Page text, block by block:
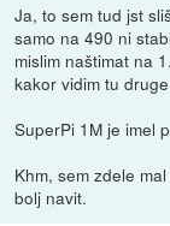
Ja, to sem tud jst
samo na 490 ni
mislim naštimat na
kakor vidim tu
SuperPi 1M je imel
Khm, sem zdele
bolj navit.